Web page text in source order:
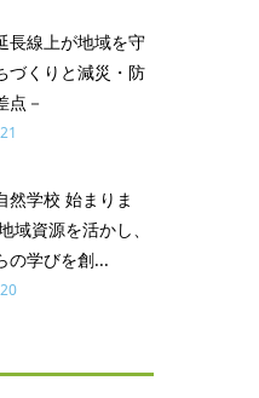
長線上が地域を守
づくりと減災・防
点－
然学校 始まりま
域資源を活かし、
の学びを創...